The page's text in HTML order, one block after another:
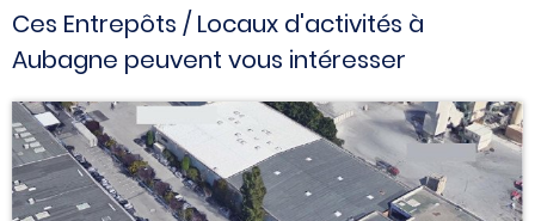
Ces Entrepôts / Locaux d'activités à
Aubagne peuvent vous intéresser